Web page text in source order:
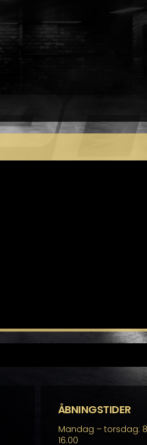
ÅBNINGSTIDER
Mandag – torsdag:
16.00